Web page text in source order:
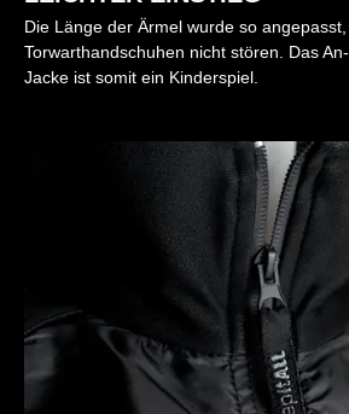
Die Länge der Ärmel wurde so
Torwarthandschuhen nicht stören. Das
Jacke ist somit ein Kinderspiel.